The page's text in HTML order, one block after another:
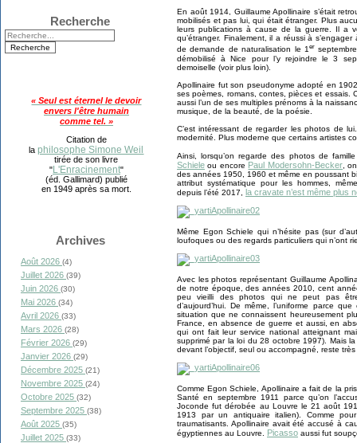
Recherche
« Seul est éternel le devoir
envers l'être humain
comme tel. »
Citation de
laphilosophe Simone Weil
tirée de son livre
"L'Enracinement"
(éd. Gallimard) publié
en 1949 après sa mort.
Archives
Août 2026 (4)
Juillet 2026 (39)
Juin 2026 (30)
Mai 2026 (34)
Avril 2026 (33)
Mars 2026 (28)
Février 2026 (29)
Janvier 2026 (29)
Décembre 2025 (21)
Novembre 2025 (24)
Octobre 2025 (32)
Septembre 2025 (38)
Août 2025 (35)
Juillet 2025 (33)
En août 1914, Guillaume Apollinaire s’était
mobilisés et pas lui, qui était étranger. Plus
leurs publications à cause de la guerre. Il a
qu’étranger. Finalement, il a réussi à
de demande de naturalisation le 1er
démobilisé à Nice pour l’y rejoindre le 3
demoiselle (voir plus loin).
Apollinaire fut son pseudonyme adopté en
ses poèmes, romans, contes, pièces et essais.
aussi l’un de ses multiples prénoms à la
musique, de la beauté, de la poésie.
C’est intéressant de regarder les photos de
modernité. Plus moderne que certains artistes
Ainsi, lorsqu’on regarde des photos de
Schiele ou encore Paul Modersohn-Becker ,
des années 1950, 1960 et même en poussant
attribut systématique pour les hommes,
depuis l’été 2017, la cravate n’est même plus
Même Egon Schiele qui n’hésite pas (sur
loufoques ou des regards particuliers qui n’ont
Avec les photos représentant Guillaume
de notre époque, des années 2010, cent
peu vieilli des photos qui ne peut pas
d’aujourd’hui. De même, l’uniforme parce
situation que ne connaissent heureusement
France, en absence de guerre et aussi, en
qui ont fait leur service national atteignant
supprimé par la loi du 28 octobre 1997). Mais
devant l’objectif, seul ou accompagné, reste
Comme Egon Schiele, Apollinaire a fait de la
Santé en septembre 1911 parce qu’on
Joconde fut dérobée au Louvre le 21 août
1913 par un antiquaire italien). Comme
traumatisants. Apollinaire avait été accusé à
égyptiennes au Louvre. Picasso aussi fut